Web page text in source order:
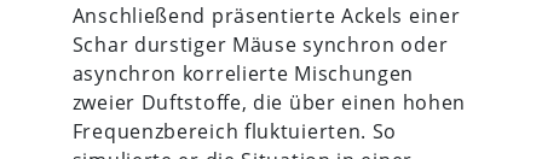
Anschließend präsentierte Ackels einer
Schar durstiger Mäuse synchron oder
asynchron korrelierte Mischungen
zweier Duftstoffe, die über einen hohen
Frequenzbereich fluktuierten. So